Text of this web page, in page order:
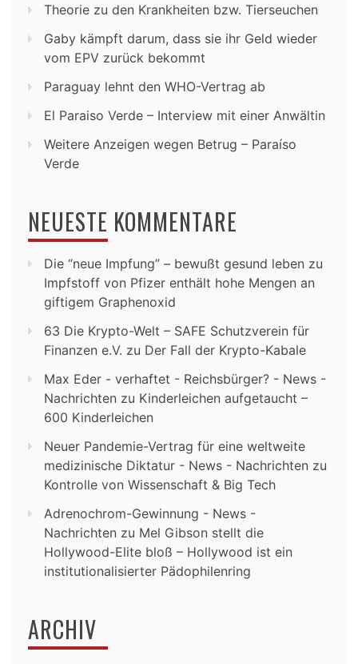
Theorie zu den Krankheiten bzw. Tierseuchen
Gaby kämpft darum, dass sie ihr Geld wieder
vom EPV zurück bekommt
Paraguay lehnt den WHO-Vertrag ab
El Paraiso Verde – Interview mit einer Anwältin
Weitere Anzeigen wegen Betrug – Paraíso
Verde
NEUESTE KOMMENTARE
Die “neue Impfung” – bewußt gesund leben zu
Impfstoff von Pfizer enthält hohe Mengen an
giftigem Graphenoxid
63 Die Krypto-Welt – SAFE Schutzverein für
Finanzen e.V. zu Der Fall der Krypto-Kabale
Max Eder - verhaftet - Reichsbürger? - News -
Nachrichten zu Kinderleichen aufgetaucht –
600 Kinderleichen
Neuer Pandemie-Vertrag für eine weltweite
medizinische Diktatur - News - Nachrichten zu
Kontrolle von Wissenschaft & Big Tech
Adrenochrom-Gewinnung - News -
Nachrichten zu Mel Gibson stellt die
Hollywood-Elite bloß – Hollywood ist ein
institutionalisierter Pädophilenring
ARCHIV